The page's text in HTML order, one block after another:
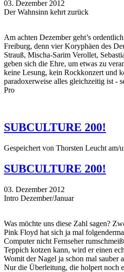
03. Dezember 2012
Der Wahnsinn kehrt zurück
Am achten Dezember geht’s
Freiburg, denn vier Koryphäen des
Strauß, Mischa-Sarim Verollet,
geben sich die Ehre, um etwas zu
keine Lesung, kein Rockkonzert und
paradoxerweise alles gleichzeitig ist -
Pro
SUBCULTURE 200!
Gespeichert von Thorsten Leucht am/
SUBCULTURE 200!
03. Dezember 2012
Intro Dezember/Januar
Was möchte uns diese Zahl sagen?
Pink Floyd hat sich ja mal
Computer nicht Fernseher
Teppich kotzen kann, wird er einen
Womit der Nagel ja schon mal sauber
Nur die Überleitung, die holpert noch